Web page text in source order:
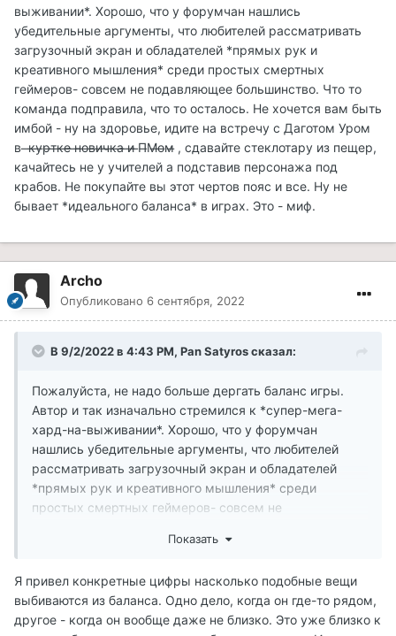
выживании*. Хорошо, что у форумчан нашлись
убедительные аргументы, что любителей рассматривать
загрузочный экран и обладателей *прямых рук и
креативного мышления* среди простых смертных
геймеров- совсем не подавляющее большинство. Что то
команда подправила, что то осталось. Не хочется вам быть
имбой - ну на здоровье, идите на встречу с Даготом Уром
в ̶к̶у̶р̶т̶к̶е̶ ̶н̶о̶в̶и̶ч̶к̶а̶ ̶и̶ ̶П̶М̶о̶м̶ , сдавайте стеклотару из пещер,
качайтесь не у учителей а подставив персонажа под
крабов. Не покупайте вы этот чертов пояс и все. Ну не
бывает *идеального баланса* в играх. Это - миф.
Archo
Опубликовано 6 сентября, 2022
В 9/2/2022 в 4:43 PM, Pan Satyrosсказал:
Пожалуйста, не надо больше дергать баланс игры.
Автор и так изначально стремился к *супер-мега-
хард-на-выживании*. Хорошо, что у форумчан
нашлись убедительные аргументы, что любителей
рассматривать загрузочный экран и обладателей
*прямых рук и креативного мышления* среди
простых смертных геймеров- совсем не
подправила, что то осталось. Не хочется вам быть
Уром в ̶к̶у̶р̶т̶к̶е̶ ̶н̶о̶в̶и̶ч̶к̶а̶ ̶и̶ ̶П̶М̶о̶м̶ , сдавайте стеклотару
из пещер, качайтесь не у учителей а подставив
персонажа под крабов. Не покупайте вы этот чертов
Показать
Я привел конкретные цифры насколько подобные вещи
выбиваются из баланса. Одно дело, когда он где-то рядом,
другое - когда он вообще даже не близко. Это уже близко к